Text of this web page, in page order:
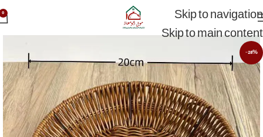
Skip to navigation
Skip to main content
0
-28%